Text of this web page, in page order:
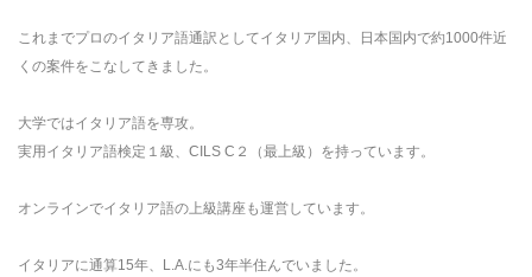
これまでプロのイタリア語通訳としてイタリア国内、日本国内で約1000件近
くの案件をこなしてきました。
大学ではイタリア語を専攻。
実用イタリア語検定１級、CILS C２（最上級）を持っています。
オンラインでイタリア語の上級講座も運営しています。
イタリアに通算15年、L.A.にも3年半住んでいました。